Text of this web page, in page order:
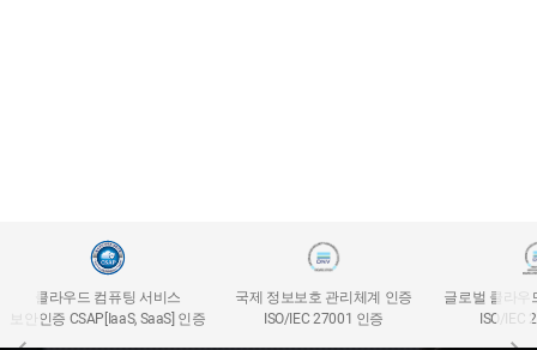
클라우드 컴퓨팅 서비스
보안인증 CSAP[IaaS, SaaS] 인증
국제 정보보호 관리체계 인증
ISO/IEC 27001 인증
글로벌 클라우
ISO/IEC